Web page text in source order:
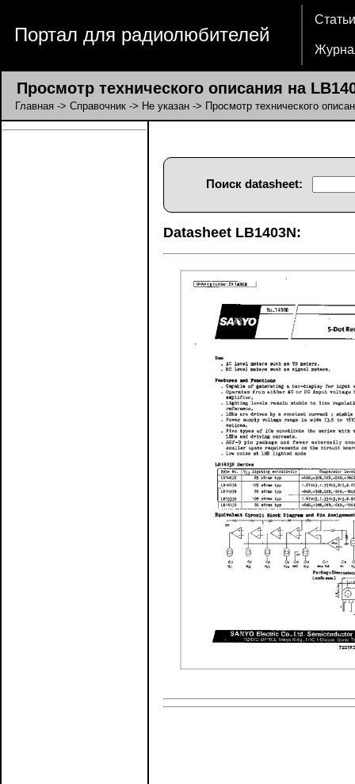
Портал для радиолюбителей
Статьи
Просмотр технического описания на
Главная -> Справочник -> Не указан -> Просмотр технического
Поиск datasheet:
Datasheet LB1403N: